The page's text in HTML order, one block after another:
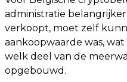
administratie
verkoopt, moet zelf
aankoopwaarde was,
welk deel van de
opgebouwd.